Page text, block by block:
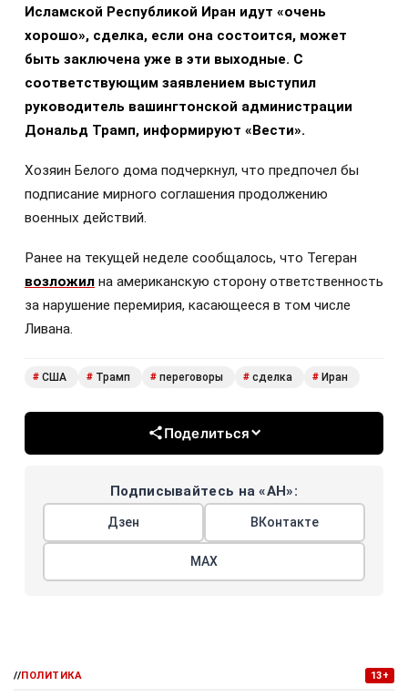
Исламской Республикой Иран идут «очень
хорошо», сделка, если она состоится, может
быть заключена уже в эти выходные. С
соответствующим заявлением выступил
руководитель вашингтонской администрации
Дональд Трамп, информируют «Вести».
Хозяин Белого дома подчеркнул, что предпочел бы
подписание мирного соглашения продолжению
военных действий.
Ранее на текущей неделе сообщалось, что Тегеран
возложил на американскую сторону ответственность
за нарушение перемирия, касающееся в том числе
Ливана.
# США # Трамп # переговоры # сделка # Иран
Поделиться
Подписывайтесь на «АН»:
Дзен ВКонтакте
МАХ
//ПОЛИТИКА 13+